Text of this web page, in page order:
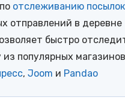
отслеживанию посылок
отправлений в деревне
быстро
из популярных магазинов
, Joom и Pandao